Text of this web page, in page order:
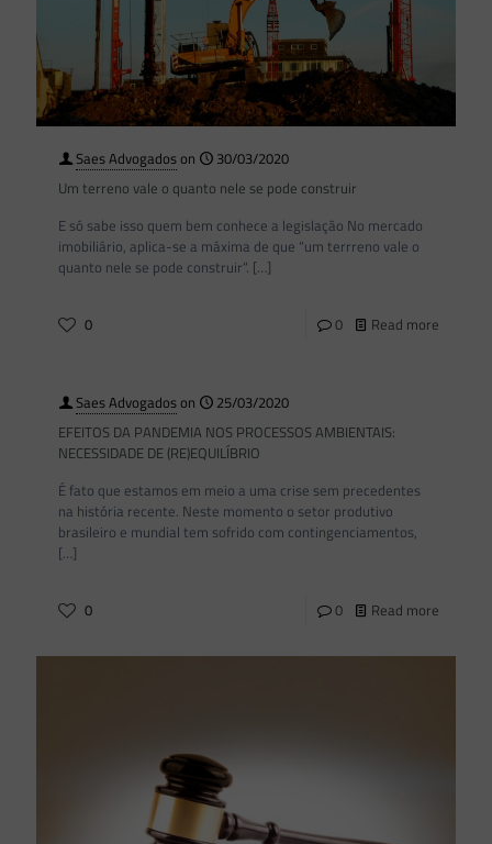
Saes Advogadoson
30/03/2020
Um terreno vale o quanto nele se pode construir
E só sabe isso quem bem conhece a legislação No mercado
imobiliário, aplica-se a máxima de que “um terrreno vale o
quanto nele se pode construir”. […]
0 0 Read more
Saes Advogadoson
25/03/2020
EFEITOS DA PANDEMIA NOS PROCESSOS AMBIENTAIS:
NECESSIDADE DE (RE)EQUILÍBRIO
É fato que estamos em meio a uma crise sem precedentes
na história recente. Neste momento o setor produtivo
brasileiro e mundial tem sofrido com contingenciamentos,
[…]
0 0 Read more